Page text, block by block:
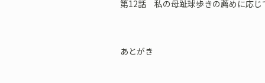
第12話 私の母趾球歩きの薦めに応じ
あとがき